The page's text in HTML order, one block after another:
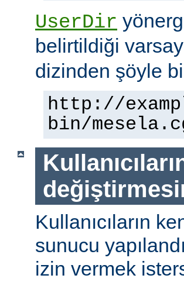
UserDir
belirtildiği
dizinden şöyle
http://
bin/
Kullanıcıların
sunucu
izin vermek